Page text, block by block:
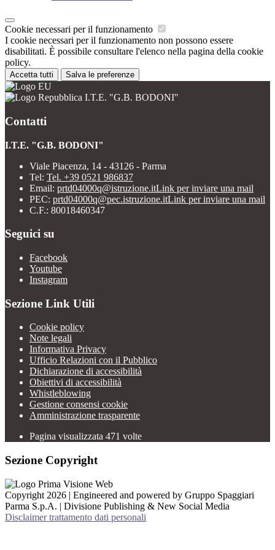
Cookie necessari per il funzionamento
I cookie necessari per il funzionamento non possono essere
disabilitati. È possibile consultare l'elenco nella pagina della cookie
policy.
Accetta tutti Salva le preferenze
I.T.E. "G.B. BODONI"
Contatti
I.T.E. "G.B. BODONI"
Viale Piacenza, 14 - 43126 - Parma
Tel: Tel. +39 0521 986837
Email: prtd04000q@istruzione.itLink per inviare una mail
PEC: prtd04000q@pec.istruzione.itLink per inviare una mail
C.F.: 80018460347
Seguici su
Facebook
Youtube
Instagram
Sezione Link Utili
Cookie policy
Note legali
Informativa Privacy
Ufficio Relazioni con il Pubblico
Dichiarazione di accessibilità
Obiettivi di accessibilità
Whistleblowing
Gestione consensi cookie
Amministrazione trasparente
Pagina visualizzata 471 volte
Sezione Copyright
Copyright 2026 | Engineered and powered by Gruppo Spaggiari
Parma S.p.A. | Divisione Publishing & New Social Media
Disclaimer trattamento dati personali